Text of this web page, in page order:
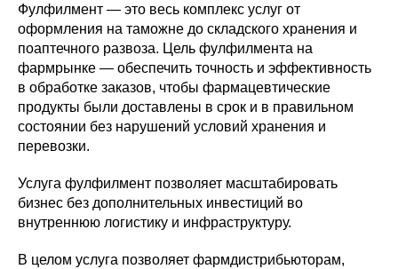
Фулфилмент — это весь комплекс услуг от
оформления на таможне до складского хранения и
поаптечного развоза. Цель фулфилмента на
фармрынке — обеспечить точность и эффективность
в обработке заказов, чтобы фармацевтические
продукты были доставлены в срок и в правильном
состоянии без нарушений условий хранения и
перевозки.
Услуга фулфилмент позволяет масштабировать
бизнес без дополнительных инвестиций во
внутреннюю логистику и инфраструктуру.
В целом услуга позволяет фармдистрибьюторам,